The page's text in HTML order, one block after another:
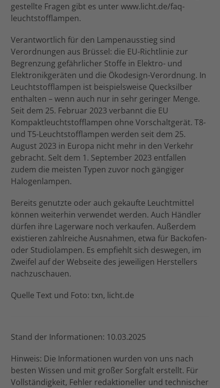
gestellte Fragen gibt es unter www.licht.de/faq-
leuchtstofflampen.
Verantwortlich für den Lampenausstieg sind
Verordnungen aus Brüssel: die EU-Richtlinie zur
Begrenzung gefährlicher Stoffe in Elektro- und
Elektronikgeräten und die Ökodesign-Verordnung. In
Leuchtstofflampen ist beispielsweise Quecksilber
enthalten – wenn auch nur in sehr geringer Menge.
Seit dem 25. Februar 2023 verbannt die EU
Kompaktleuchtstofflampen ohne Vorschaltgerät. T8-
und T5-Leuchtstofflampen werden seit dem 25.
August 2023 in Europa nicht mehr in den Verkehr
gebracht. Selt dem 1. September 2023 entfallen
zudem die meisten Typen zuvor noch gängiger
Halogenlampen.
Bereits genutzte oder auch gekaufte Leuchtmittel
können weiterhin verwendet werden. Auch Händler
dürfen ihre Lagerware noch verkaufen. Außerdem
existieren zahlreiche Ausnahmen, etwa für Backofen-
oder Studiolampen. Es empfiehlt sich deswegen, im
Zweifel auf der Webseite des jeweiligen Herstellers
nachzuschauen.
Quelle Text und Foto: txn, licht.de
Stand der Informationen: 10.03.2025
Hinweis: Die Informationen wurden von uns nach
besten Wissen und mit großer Sorgfalt erstellt. Für
Vollständigkeit, Fehler redaktioneller und technischer